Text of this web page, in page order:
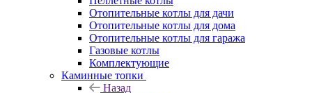
Отопительные котлы для дачи
Отопительные котлы для дома
Отопительные котлы для гаража
Газовые котлы
Комплектующие
Каминные топки
Назад